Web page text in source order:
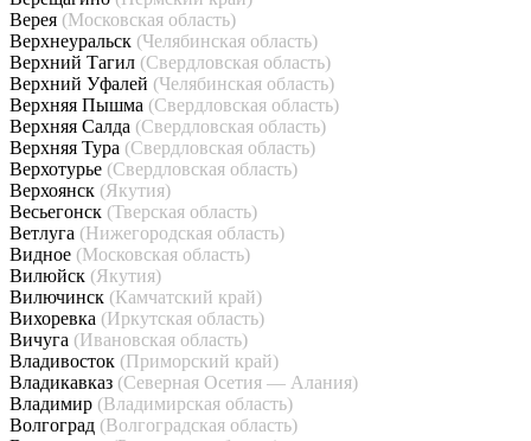
Верея (Московская область)
Верхнеуральск (Челябинская область)
Верхний Тагил (Свердловская область)
Верхний Уфалей (Челябинская область)
Верхняя Пышма (Свердловская область)
Верхняя Салда (Свердловская область)
Верхняя Тура (Свердловская область)
Верхотурье (Свердловская область)
Верхоянск (Якутия)
Весьегонск (Тверская область)
Ветлуга (Нижегородская область)
Видное (Московская область)
Вилюйск (Якутия)
Вилючинск (Камчатский край)
Вихоревка (Иркутская область)
Вичуга (Ивановская область)
Владивосток (Приморский край)
Владикавказ (Северная Осетия — Алания)
Владимир (Владимирская область)
Волгоград (Волгоградская область)